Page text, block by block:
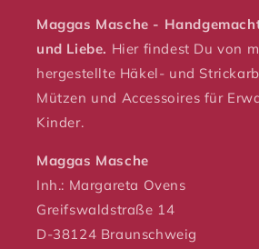
Maggas Masche -
und Liebe. Hier findest Du von
hergestellte Häkel- und
Mützen und Accessoires für
Kinder.
Maggas Masche
Inh.: Margareta Ovens
Greifswaldstraße 14
D-38124 Braunschweig